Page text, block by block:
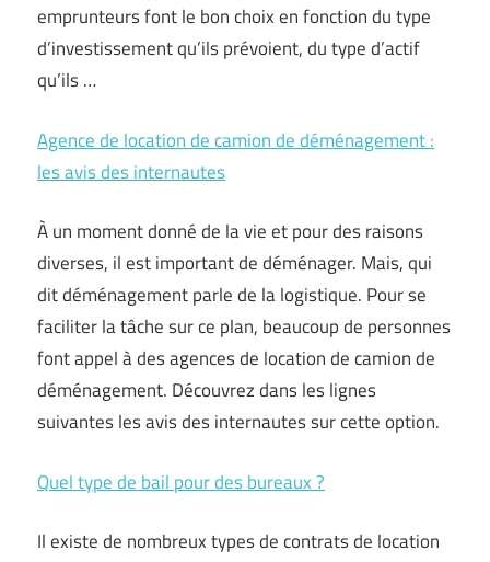
emprunteurs font le bon choix en fonction du type
d’investissement qu’ils prévoient, du type d’actif
qu’ils …
Agence de location de camion de déménagement :
les avis des internautes
À un moment donné de la vie et pour des raisons
diverses, il est important de déménager. Mais, qui
dit déménagement parle de la logistique. Pour se
faciliter la tâche sur ce plan, beaucoup de personnes
font appel à des agences de location de camion de
déménagement. Découvrez dans les lignes
suivantes les avis des internautes sur cette option.
Quel type de bail pour des bureaux ?
Il existe de nombreux types de contrats de location